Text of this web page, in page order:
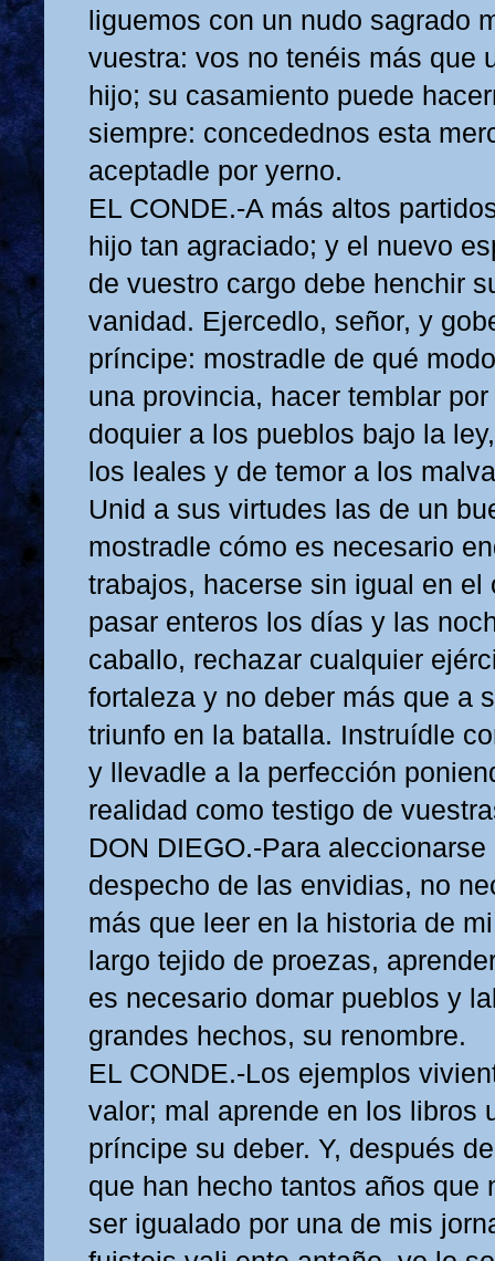
liguemos con un nudo sagrado
vuestra: vos no tenéis más que
hijo; su casamiento puede
siempre: concedednos esta
aceptadle por yerno.
EL CONDE.-A más altos
hijo tan agraciado; y el nuevo
de vuestro cargo debe henchir
vanidad. Ejercedlo, señor, y
príncipe: mostradle de qué
una provincia, hacer temblar por
doquier a los pueblos bajo la
los leales y de temor a los
Unid a sus virtudes las de un
mostradle cómo es necesario
trabajos, hacerse sin igual en el
pasar enteros los días y las
caballo, rechazar cualquier
fortaleza y no deber más que a
triunfo en la batalla. Instruídle
y llevadle a la perfección
realidad como testigo de
DON DIEGO.-Para
despecho de las envidias, no
más que leer en la historia de
largo tejido de proezas,
es necesario domar pueblos y
grandes hechos, su renombre.
EL CONDE.-Los ejemplos
valor; mal aprende en los libros
príncipe su deber. Y, después
que han hecho tantos años que
ser igualado por una de mis